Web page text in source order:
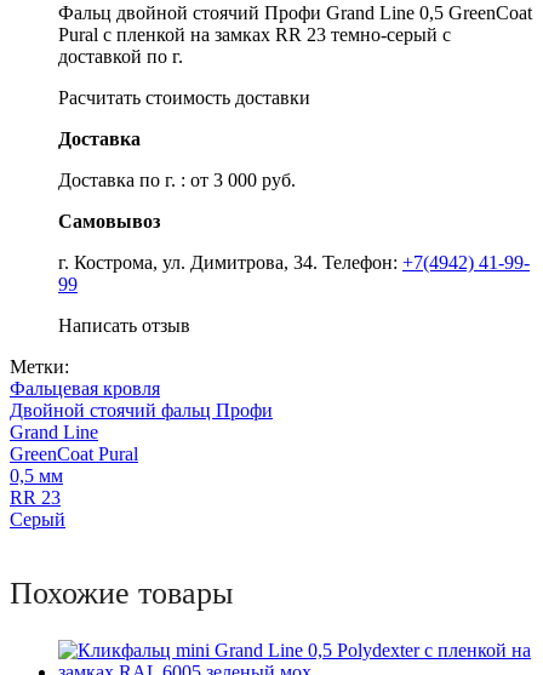
Фальц двойной стоячий Профи Grand Line 0,5 GreenCoat
Pural с пленкой на замках RR 23 темно-серый с
доставкой по г.
Расчитать стоимость доставки
Доставка
Доставка по г. : от 3 000 руб.
Самовывоз
г. Кострома, ул. Димитрова, 34. Телефон: +7(4942) 41-99-
99
Написать отзыв
Метки:
Фальцевая кровля
Двойной стоячий фальц Профи
Grand Line
GreenCoat Pural
0,5 мм
RR 23
Серый
Похожие товары